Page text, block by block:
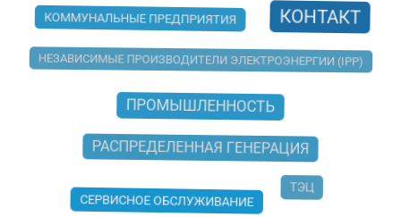
КОММУНАЛЬНЫЕ ПРЕДПРИЯТИЯ КОНТАКТ
НЕЗАВИСИМЫЕ ПРОИЗВОДИТЕЛИ ЭЛЕКТРОЭНЕРГИИ (IPP)
ПРОМЫШЛЕННОСТЬ
РАСПРЕДЕЛЕННАЯ ГЕНЕРАЦИЯ
СЕРВИСНОЕ ОБСЛУЖИВАНИЕ
ТЭЦ